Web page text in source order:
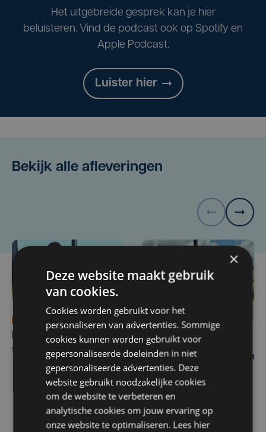
Het uitgebreide gesprek kan je hier
beluisteren. Vind de podcast ook op Spotify en
Apple Podcast.
Luister hier
Bekijk alle afleveringen
di 23 juni | 18:00
De uitdagingen van een
familiebedrijf
di 9 juni | 18:00
Tussen Slagen en Falen in
Stand Van Zaken
×
Deze website maakt gebruik
van cookies.
Cookies worden gebruikt voor het
personaliseren van advertenties. Sommige
cookies kunnen worden gebruikt voor
gepersonaliseerde doeleinden in niet
gepersonaliseerde advertenties. Deze
website gebruikt noodzakelijke cookies
om de website te verbeteren en
analytische cookies om jouw ervaring op
onze website te optimaliseren. Lees hier